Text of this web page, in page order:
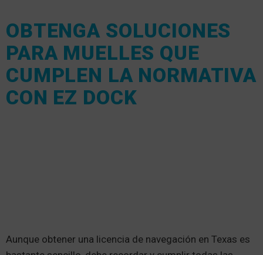
OBTENGA SOLUCIONES
PARA MUELLES QUE
CUMPLEN LA NORMATIVA
CON EZ DOCK
Aunque obtener una licencia de navegación en Texas es